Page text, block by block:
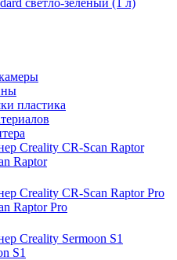
светло-зеленый (1 л)
пластика
Raptor
Raptor Pro
S1